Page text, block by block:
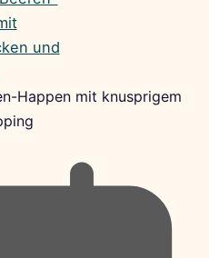
Happen mit knusprigem